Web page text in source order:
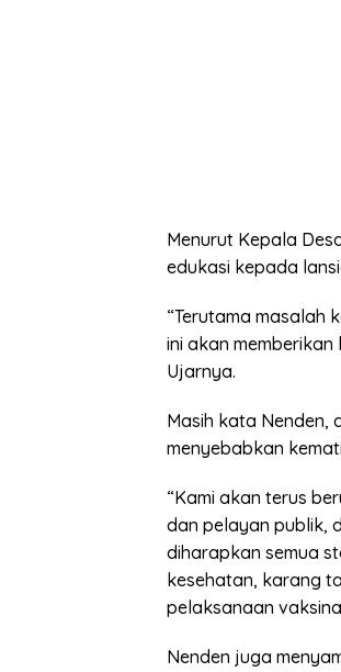
Menurut Kepala
edukasi kepada
“Terutama masalah
ini akan
Ujarnya.
Masih kata Nenden,
menyebabkan
“Kami akan terus
dan pelayan publik,
diharapkan semua
kesehatan, karang
pelaksanaan
Nenden juga